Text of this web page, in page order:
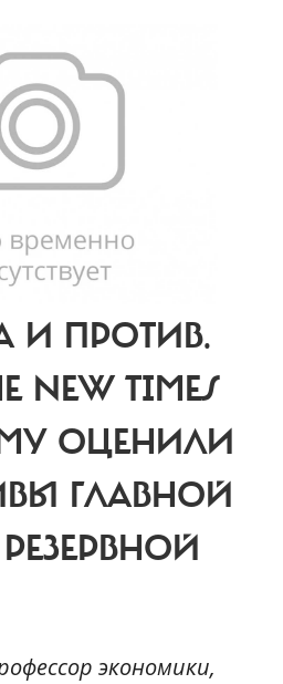
И ПРОТИВ.
NEW TIMES
ОЦЕНИЛИ
ГЛАВНОЙ
экономики,